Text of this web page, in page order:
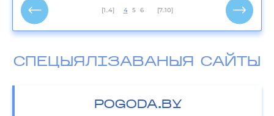
[1..4] 4 5 6 [7..10]
СПЕЦЫЯЛІЗАВАНЫЯ САЙТЫ
POGODA.BY